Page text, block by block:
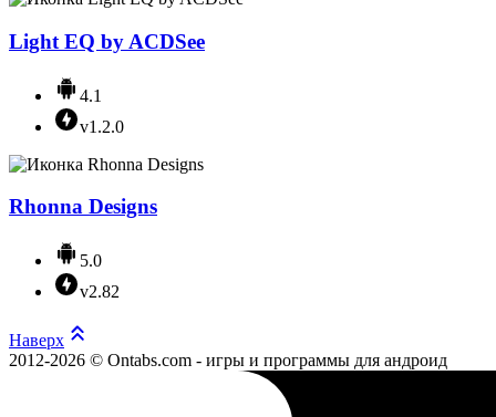
Light EQ by ACDSee
4.1
v1.2.0
Rhonna Designs
5.0
v2.82
Наверх
2012-2026 © Ontabs.com - игры и программы для андроид